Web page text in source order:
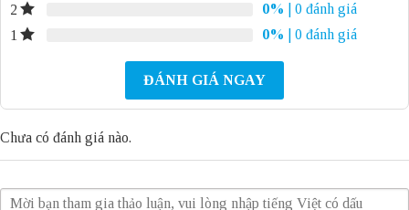
2
0%
| 0 đánh giá
1
0% | 0 đánh giá
ĐÁNH GIÁ NGAY
Chưa có đánh giá nào.